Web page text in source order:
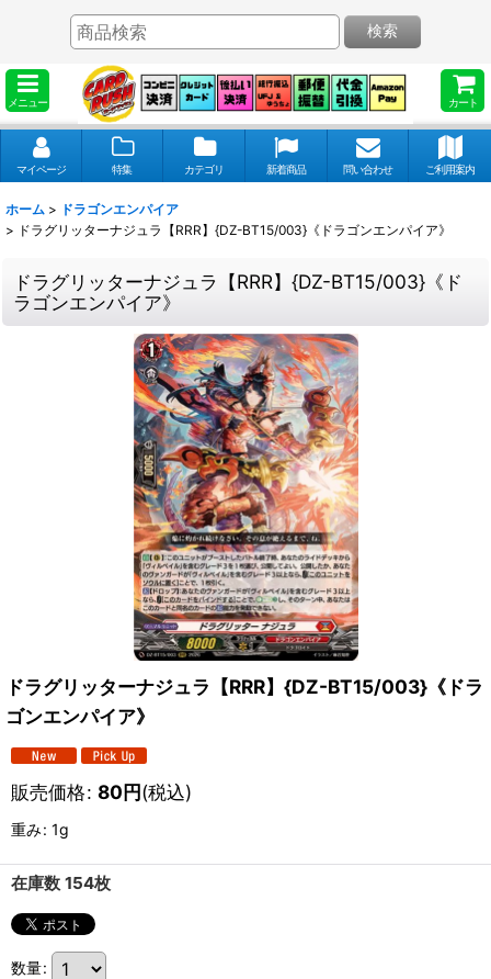
メニュー カート
検索
マイページ 特集 カテゴリ 新着商品 問い合わせ ご利用案内
ホーム > ドラゴンエンパイア
> ドラグリッターナジュラ【RRR】{DZ-BT15/003}《ドラゴンエンパイア》
ドラグリッターナジュラ【RRR】{DZ-BT15/003}《ド
ラゴンエンパイア》
ドラグリッターナジュラ【RRR】{DZ-BT15/003}《ドラ
ゴンエンパイア》
販売価格: 80円(税込)
重み: 1g
在庫数 154枚
数量: